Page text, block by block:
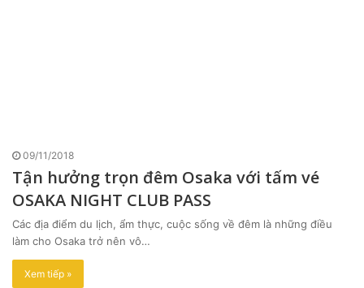
09/11/2018
Tận hưởng trọn đêm Osaka với tấm vé
OSAKA NIGHT CLUB PASS
Các địa điểm du lịch, ẩm thực, cuộc sống về đêm là những điều
làm cho Osaka trở nên vô…
Xem tiếp »